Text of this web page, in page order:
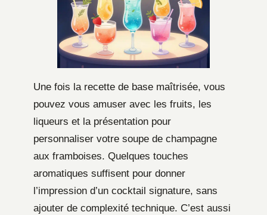
Une fois la recette de base maîtrisée, vous
pouvez vous amuser avec les fruits, les
liqueurs et la présentation pour
personnaliser votre soupe de champagne
aux framboises. Quelques touches
aromatiques suffisent pour donner
l’impression d’un cocktail signature, sans
ajouter de complexité technique. C’est aussi